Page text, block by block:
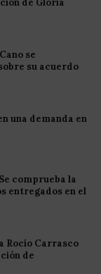
se
su acuerdo
una demanda en
comprueba la
entregados en el
Rocío Carrasco
de